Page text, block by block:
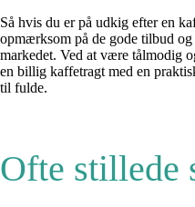
Så hvis du er på udkig efter en
opmærksom på de gode tilbud
markedet. Ved at være tålmodig
en billig kaffetragt med en
til fulde.
Ofte stillede